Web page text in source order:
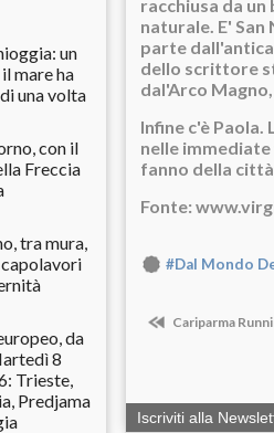
un
mare ha
una volta
con il
Freccia
tra mura,
da
8
Trieste,
Predjama
racchiusa da
naturale. E'
parte
dello scrittore
dal'Arco
Infine c'è
nelle immediate
fanno della
Fonte:
#Dal Mondo
Cariparma
Iscriviti alla